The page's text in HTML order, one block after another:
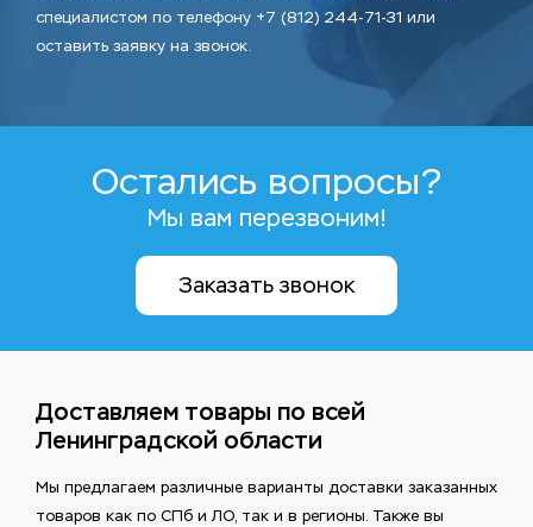
специалистом по телефону +7 (812) 244-71-31 или
оставить заявку на звонок.
Остались вопросы?
Мы вам перезвоним!
Заказать звонок
Доставляем товары по всей
Ленинградской области
Мы предлагаем различные варианты доставки заказанных
товаров как по СПб и ЛО, так и в регионы. Также вы